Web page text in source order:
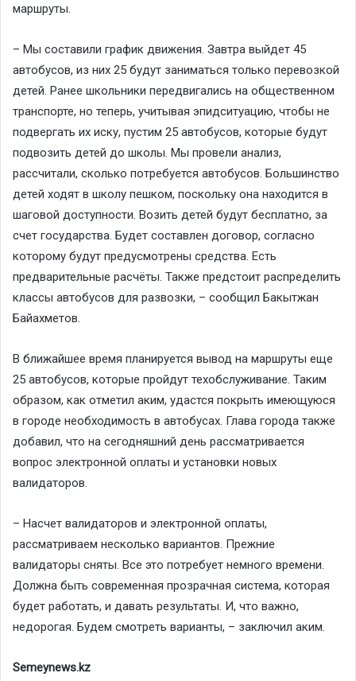
маршруты.
– Мы составили график движения. Завтра выйдет 45
автобусов, из них 25 будут заниматься только перевозкой
детей. Ранее школьники передвигались на общественном
транспорте, но теперь, учитывая эпидситуацию, чтобы не
подвергать их иску, пустим 25 автобусов, которые будут
подвозить детей до школы. Мы провели анализ,
рассчитали, сколько потребуется автобусов. Большинство
детей ходят в школу пешком, поскольку она находится в
шаговой доступности. Возить детей будут бесплатно, за
счет государства. Будет составлен договор, согласно
которому будут предусмотрены средства. Есть
предварительные расчёты. Также предстоит распределить
классы автобусов для развозки, – сообщил Бакытжан
Байахметов.
В ближайшее время планируется вывод на маршруты еще
25 автобусов, которые пройдут техобслуживание. Таким
образом, как отметил аким, удастся покрыть имеющуюся
в городе необходимость в автобусах. Глава города также
добавил, что на сегодняшний день рассматривается
вопрос электронной оплаты и установки новых
валидаторов.
– Насчет валидаторов и электронной оплаты,
рассматриваем несколько вариантов. Прежние
валидаторы сняты. Все это потребует немного времени.
Должна быть современная прозрачная система, которая
будет работать, и давать результаты. И, что важно,
недорогая. Будем смотреть варианты, – заключил аким.
Semeynews.kz